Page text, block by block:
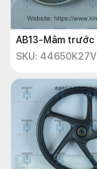
AB13-Mâm trước
SKU: